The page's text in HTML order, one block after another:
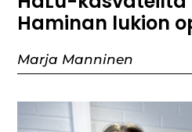
Haminan lukion
Marja Manninen